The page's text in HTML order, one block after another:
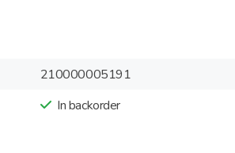
210000005191
In backorder